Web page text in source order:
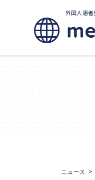
外国人患
ニュース >